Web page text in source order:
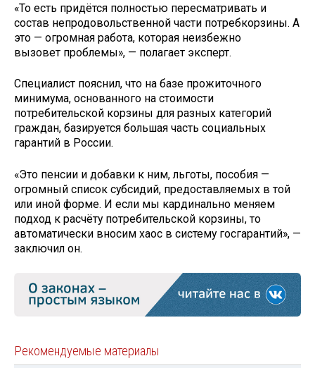
«То есть придётся полностью пересматривать и
состав непродовольственной части потребкорзины. А
это — огромная работа, которая неизбежно
вызовет проблемы», — полагает эксперт.
Специалист пояснил, что на базе прожиточного
минимума, основанного на стоимости
потребительской корзины для разных категорий
граждан, базируется большая часть социальных
гарантий в России.
«Это пенсии и добавки к ним, льготы, пособия —
огромный список субсидий, предоставляемых в той
или иной форме. И если мы кардинально меняем
подход к расчёту потребительской корзины, то
автоматически вносим хаос в систему госгарантий», —
заключил он.
Рекомендуемые материалы